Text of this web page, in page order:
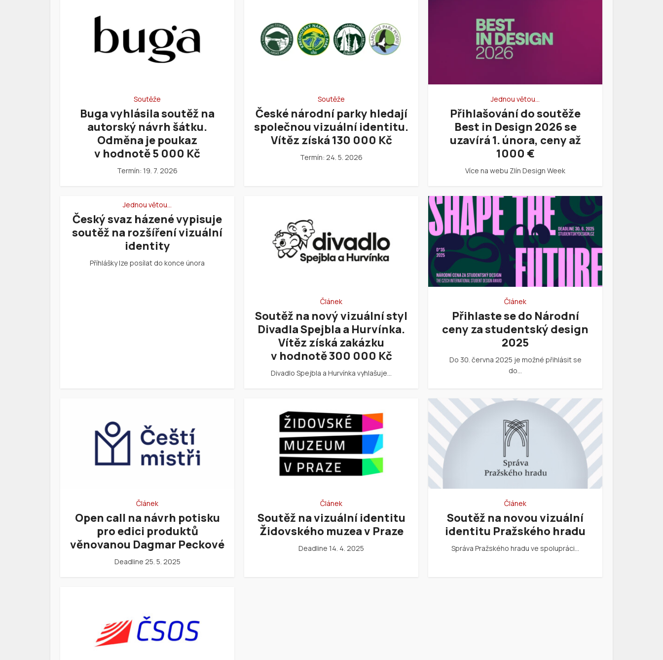
Soutěže
Buga vyhlásila soutěž na
autorský návrh šátku.
Odměna je poukaz
v hodnotě 5 000 Kč
Termín: 19. 7. 2026
Soutěže
České národní parky hledají
společnou vizuální identitu.
Vítěz získá 130 000 Kč
Termín: 24. 5. 2026
Jednou větou…
Přihlašování do soutěže
Best in Design 2026 se
uzavírá 1. února, ceny až
1000 €
Více na webu Zlín Design Week
Jednou větou…
Český svaz házené vypisuje
soutěž na rozšíření vizuální
identity
Příhlášky lze posílat do konce února
Článek
Soutěž na nový vizuální styl
Divadla Spejbla a Hurvínka.
Vítěz získá zakázku
v hodnotě 300 000 Kč
Divadlo Spejbla a Hurvínka vyhlašuje…
Článek
Přihlaste se do Národní
ceny za studentský design
2025
Do 30. června 2025 je možné přihlásit se
do…
Článek
Open call na návrh potisku
pro edici produktů
věnovanou Dagmar Peckové
Deadline 25. 5. 2025
Článek
Soutěž na vizuální identitu
Židovského muzea v Praze
Deadline 14. 4. 2025
Článek
Soutěž na novou vizuální
identitu Pražského hradu
Správa Pražského hradu ve spolupráci…